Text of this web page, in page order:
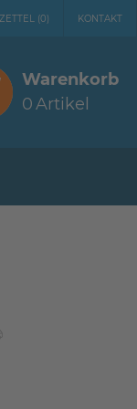
(0) KONTAKT
Warenkorb
0Artikel